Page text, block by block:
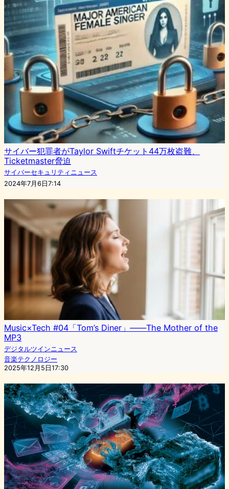
サイバー犯罪者がTaylor Swiftチケット44万枚盗難、
Ticketmaster脅迫
サイバーセキュリティニュース
2024年7月6日7:14
Music×Tech #04「Tom’s Diner」――The Mother of the
MP3
デジタルツインニュース
音楽テクノロジー
2025年12月5日17:30